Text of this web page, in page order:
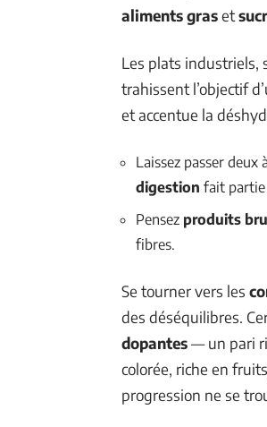
aliments graset
Les plats industriels,
trahissent l’objectif
et accentue la
Laissez passer
digestion fait partie
Pensez produits
fibres.
Se tourner vers les
des déséquilibres.
dopantes— un pari
colorée, riche en
progression ne se